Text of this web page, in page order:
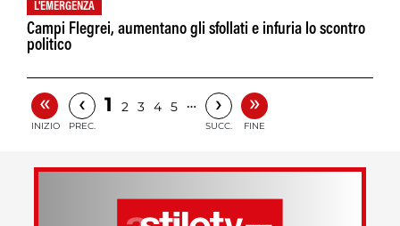
L'EMERGENZA
Campi Flegrei, aumentano gli sfollati e infuria lo scontro
politico
«
INIZIO
‹
PREC.
1 2 3 4 5 … ›
SUCC.
»
FINE